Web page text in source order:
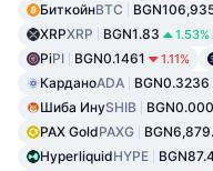
БиткойнBTC
XRPXRP BGN1.83 1.53%
PiPI BGN0.1461 1.11%
КарданоADA BGN0.3236
Шиба ИнуSHIB
PAX GoldPAXG
HyperliquidHYPE